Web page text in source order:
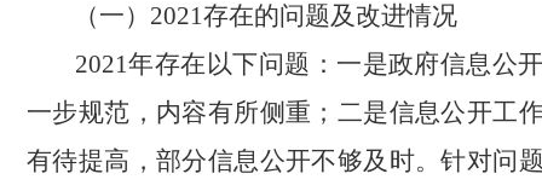
（一） 2021存在的问题及改进情况
2021年存在以下问题： 一是政府信息公
一步规范，内容有所侧重 ； 二是信息公开工
有待提高 ，部分信息公开不够及时。针对问